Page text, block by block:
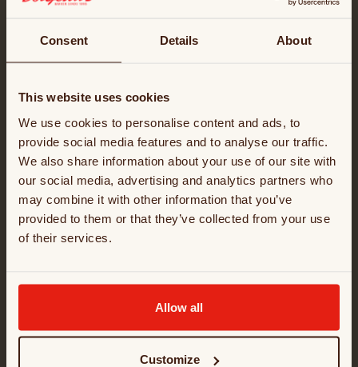
Consent Details About
This website uses cookies
We use cookies to personalise content and ads, to
provide social media features and to analyse our traffic.
We also share information about your use of our site with
our social media, advertising and analytics partners who
may combine it with other information that you’ve
provided to them or that they’ve collected from your use
of their services.
Allow all
Customize
Amersfoortseweg 22,
3751 LK
Bunschoten (Utrecht)
+31 (0)332 992 400
info@borgesius.nl
Groot brood